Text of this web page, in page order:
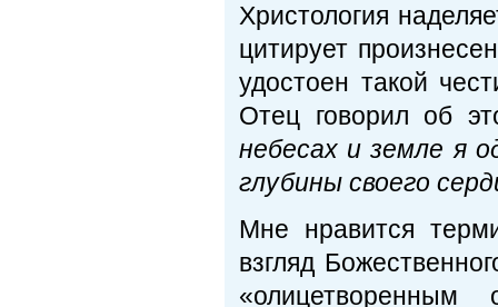
Христология
цитирует
удостоен такой
Отец говорил об
небесах и земле я
глубины своего
Мне нравится
взгляд
«олицетворенным